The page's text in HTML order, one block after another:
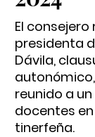
El consejero
presidenta
Dávila,
reunido a
docentes
tinerfeña.